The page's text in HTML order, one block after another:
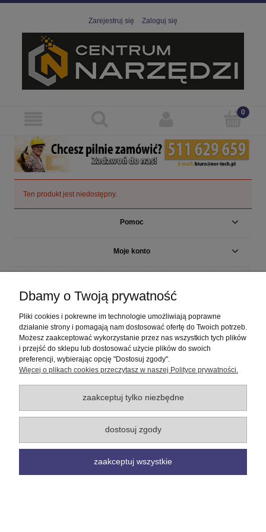
Zarejestruj się Zaloguj się
Ten produkt jest niedostępny.
Pomoc
Moje konto
O nas
pokaż pełną wersję strony
Sklep internetowy Shoper Premium
Dbamy o Twoją prywatność
Pliki cookies i pokrewne im technologie umożliwiają poprawne
działanie strony i pomagają nam dostosować ofertę do Twoich potrzeb.
Możesz zaakceptować wykorzystanie przez nas wszystkich tych plików
i przejść do sklepu lub dostosować użycie plików do swoich
preferencji, wybierając opcję "Dostosuj zgody".
Więcej o plikach cookies przeczytasz w naszej Polityce prywatności.
zaakceptuj tylko niezbędne
dostosuj zgody
zaakceptuj wszystkie